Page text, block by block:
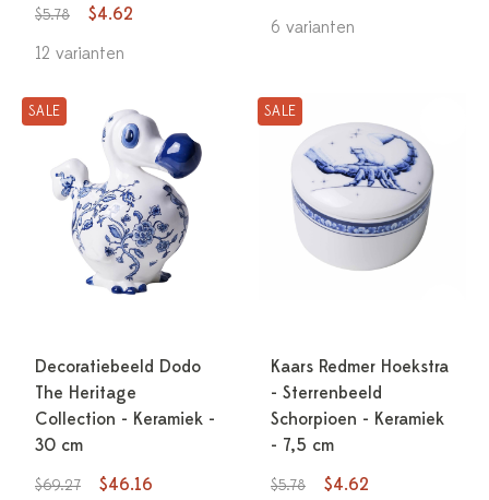
$5.78
$4.62
12 varianten
6 varianten
SALE
Decoratiebeeld Dodo
The Heritage
Collection - Keramiek -
30 cm
$69.27 $46.16
SALE
Kaars Redmer Hoekstra
- Sterrenbeeld
Schorpioen - Keramiek
- 7,5 cm
$5.78 $4.62